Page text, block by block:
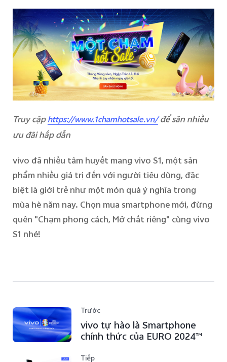
Truy cậphttps://www.1chamhotsale.vn/để săn nhiều
ưu đãi hấp dẫn
vivo đã nhiều tâm huyếtmang vivo S1, một sản
phẩm nhiều giá trị đến với người tiêu dùng, đặc
biệt là giới trẻnhư một món quà ý nghĩa trong
mùa hè năm nay. Chọn mua smartphone mới, đừng
quên "Chạm phong cách, Mở chất riêng" cùng vivo
S1 nhé!
Trước
vivo tự hào là Smartphone
chính thức của EURO 2024™
Tiếp